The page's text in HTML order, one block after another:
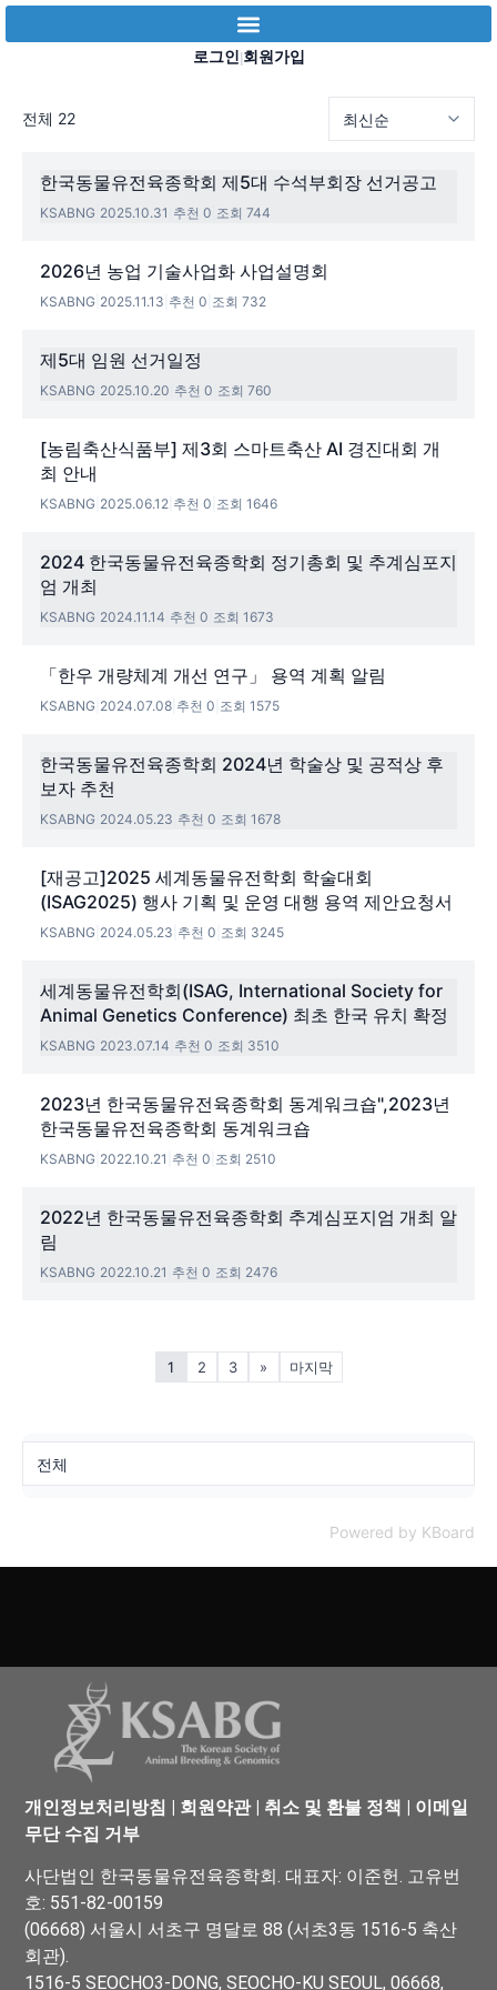
로그인 |회원가입
전체 22
한국동물유전육종학회 제5대 수석부회장 선거공고
KSABNG 2025.10.31 추천 0 조회 744
2026년 농업 기술사업화 사업설명회
KSABNG 2025.11.13 추천 0 조회 732
제5대 임원 선거일정
KSABNG 2025.10.20 추천 0 조회 760
[농림축산식품부] 제3회 스마트축산 AI 경진대회 개
최 안내
KSABNG 2025.06.12 추천 0 조회 1646
2024 한국동물유전육종학회 정기총회 및 추계심포지
엄 개최
KSABNG 2024.11.14 추천 0 조회 1673
「한우 개량체계 개선 연구」 용역 계획 알림
KSABNG 2024.07.08 추천 0 조회 1575
한국동물유전육종학회 2024년 학술상 및 공적상 후
보자 추천
KSABNG 2024.05.23 추천 0 조회 1678
[재공고]2025 세계동물유전학회 학술대회
(ISAG2025) 행사 기획 및 운영 대행 용역 제안요청서
KSABNG 2024.05.23 추천 0 조회 3245
세계동물유전학회(ISAG, International Society for
Animal Genetics Conference) 최초 한국 유치 확정
KSABNG 2023.07.14 추천 0 조회 3510
2023년 한국동물유전육종학회 동계워크숍",2023년
한국동물유전육종학회 동계워크숍
KSABNG 2022.10.21 추천 0 조회 2510
2022년 한국동물유전육종학회 추계심포지엄 개최 알
림
KSABNG 2022.10.21 추천 0 조회 2476
1 2 3 » 마지막
Powered by KBoard
개인정보처리방침 | 회원약관| 취소 및 환불 정책 | 이메일
무단 수집 거부
사단법인 한국동물유전육종학회. 대표자: 이준헌. 고유번
호: 551-82-00159
(06668) 서울시 서초구 명달로 88 (서초3동 1516-5 축산
회관).
1516-5 SEOCHO3-DONG, SEOCHO-KU SEOUL, 06668,